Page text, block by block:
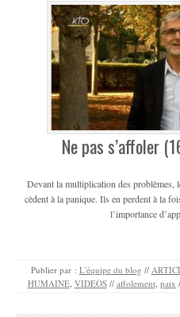
Ne pas s’affoler
Devant la multiplication des problèmes,
cèdent à la panique. Ils en perdent à la
l’importance
Publier par : L'équipe du blog //
HUMAINE, VIDEOS // affolement, paix